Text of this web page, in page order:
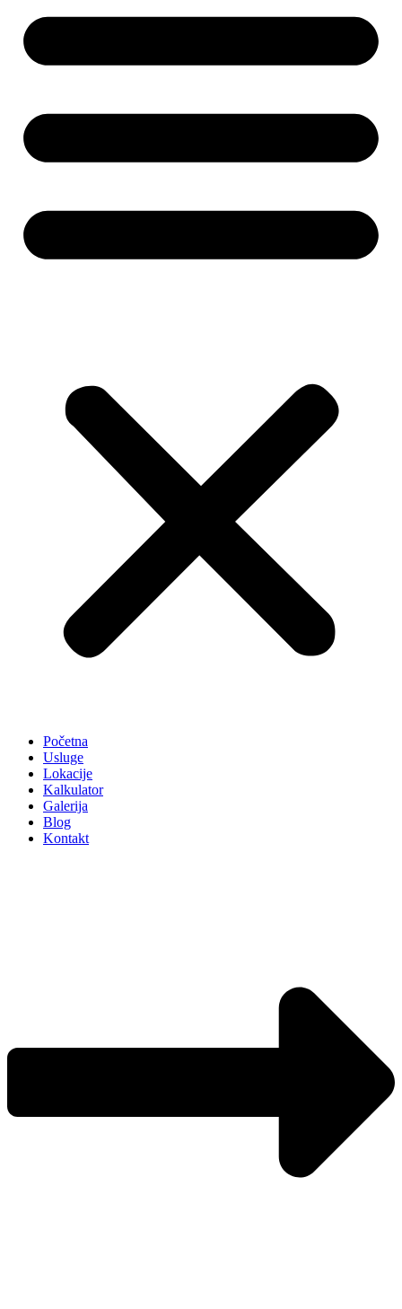
Početna
Usluge
Lokacije
Kalkulator
Galerija
Blog
Kontakt